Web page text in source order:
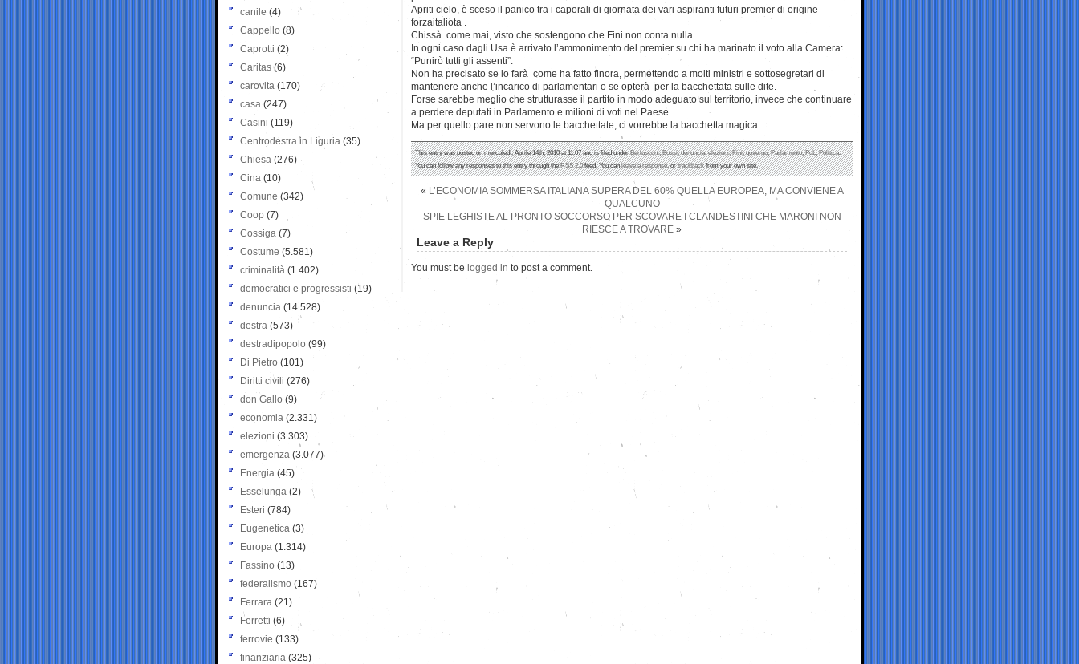
Apriti cielo, è sceso il panico tra i caporali di giornata dei vari aspiranti futuri premier di origine
forzaitaliota .
Chissà come mai, visto che sostengono che Fini non conta nulla…
In ogni caso dagli Usa è arrivato l’ammonimento del premier su chi ha marinato il voto alla Camera:
“Punirò tutti gli assenti”.
Non ha precisato se lo farà come ha fatto finora, permettendo a molti ministri e sottosegretari di
mantenere anche l’incarico di parlamentari o se opterà per la bacchettata sulle dite.
Forse sarebbe meglio che strutturasse il partito in modo adeguato sul territorio, invece che continuare
a perdere deputati in Parlamento e milioni di voti nel Paese.
Ma per quello pare non servono le bacchettate, ci vorrebbe la bacchetta magica.
This entry was posted on mercoledì, Aprile 14th, 2010 at 11:07 and is filed underBerlusconi,Bossi,denuncia,elezioni,Fini,governo,Parlamento,PdL,Politica.
You can follow any responses to this entry through theRSS 2.0feed. You canleave a response, ortrackbackfrom your own site.
« L’ECONOMIA SOMMERSA ITALIANA SUPERA DEL 60% QUELLA EUROPEA, MA CONVIENE A
QUALCUNO
SPIE LEGHISTE AL PRONTO SOCCORSO PER SCOVARE I CLANDESTINI CHE MARONI NON
RIESCE A TROVARE »
Leave a Reply
You must be logged in to post a comment.
canile (4)
Cappello (8)
Caprotti (2)
Caritas (6)
carovita (170)
casa (247)
Casini (119)
Centrodestra in Liguria (35)
Chiesa (276)
Cina (10)
Comune (342)
Coop (7)
Cossiga (7)
Costume (5.581)
criminalità (1.402)
democratici e progressisti (19)
denuncia (14.528)
destra (573)
destradipopolo (99)
Di Pietro (101)
Diritti civili (276)
don Gallo (9)
economia (2.331)
elezioni (3.303)
emergenza (3.077)
Energia (45)
Esselunga (2)
Esteri (784)
Eugenetica (3)
Europa (1.314)
Fassino (13)
federalismo (167)
Ferrara (21)
Ferretti (6)
ferrovie (133)
finanziaria (325)